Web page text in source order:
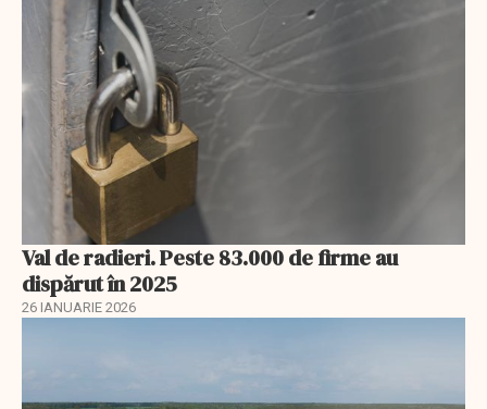
Val de radieri. Peste 83.000 de firme au
dispărut în 2025
26 IANUARIE 2026